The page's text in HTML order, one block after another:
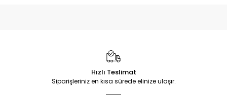
Hızlı Teslimat
Siparişleriniz en kısa sürede elinize ulaşır.